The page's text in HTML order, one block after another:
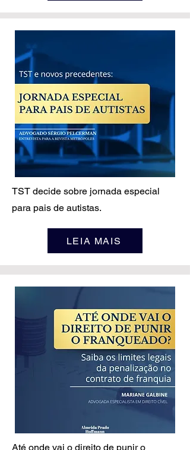
TST decide sobre jornada especial
para pais de autistas.
LEIA MAIS
Até onde vai o direito de punir o